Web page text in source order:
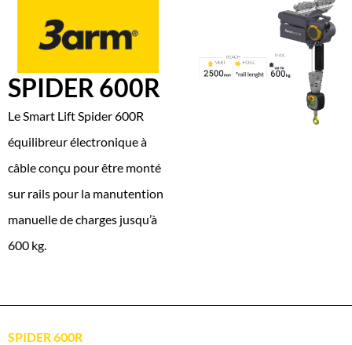
SPIDER 600R
Le Smart Lift Spider 600R
équilibreur électronique à
câble conçu pour être monté
sur rails pour la manutention
manuelle de charges jusqu’à
600 kg.
SPIDER 600R